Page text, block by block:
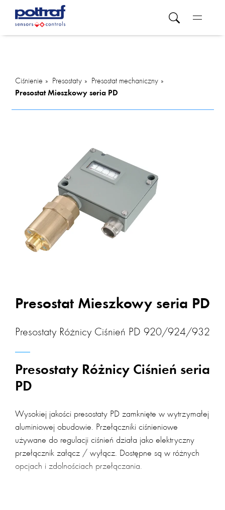
Ciśnienie Presostaty
Presostat mechaniczny
Presostat Mieszkowy seria PD
Presostat Mieszkowy seria PD
Presostaty Różnicy Ciśnień PD 920/924/932
Presostaty Różnicy Ciśnień seria
PD
Wysokiej jakości presostaty PD zamknięte w wytrzymałej
aluminiowej obudowie. Przełączniki ciśnieniowe
używane do regulacji ciśnień działa jako elektryczny
przełącznik załącz / wyłącz. Dostępne są w różnych
opcjach i zdolnościach przełączania.